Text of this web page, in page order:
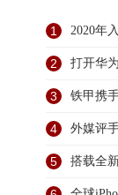
1 2020年
2 打开华
3 铁甲携
4 外媒评
5 搭载全